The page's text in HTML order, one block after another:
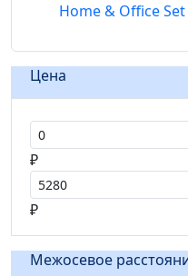
Home & Office Set
Цена
Цена от
₽
Цена до
₽
Межосевое